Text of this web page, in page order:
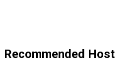
Recommended Host